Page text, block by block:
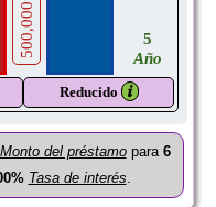
500,000
5
Año
Reducido 𝒊
Monto del préstamopara 6
Tasa de interés.